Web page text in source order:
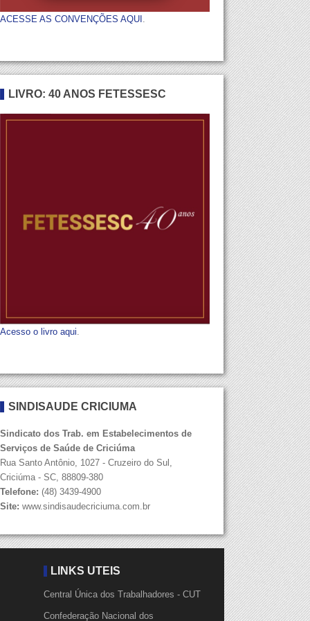
ACESSE AS CONVENÇÕES AQUI
LIVRO: 40 ANOS FETESSESC
Acesso o livro aqui
SINDISAÚDE CRICIÚMA
Sindicato dos Trab. em Estabelecimentos de
Serviços de Saúde de Criciúma
Rua Santo Antônio, 1027 - Cruzeiro do Sul,
Criciúma - SC, 88809-380
Telefone: (48) 3439-4900
Site: www.sindisaudecriciuma.com.br
LINKS ÚTEIS
Central Única dos Trabalhadores - CUT
Confederação Nacional dos